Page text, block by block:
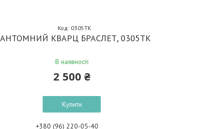
КВАРЦ БРАСЛЕТ, 0305ТК
В наявності
Код: 0305ТК
2 500 ₴
Купити
+380 (96) 220-05-40